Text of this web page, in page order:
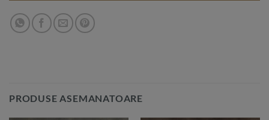
PRODUSE ASEMANATOARE